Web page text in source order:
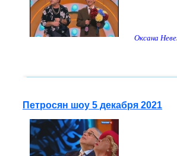
Оксана
Петросян шоу 5 декабря 2021